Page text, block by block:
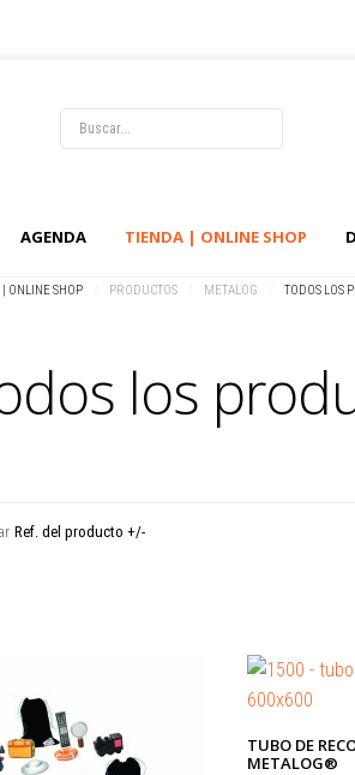
AGENDA TIENDA | ONLINE SHOP
ONLINE SHOP PRODUCTOS METALOG TODOS LOS
los
Ref. del producto +/-
TUBO DE
METALOG®
Recuérdeme